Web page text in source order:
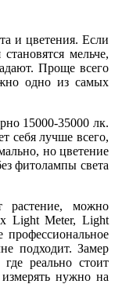
и цветения. Если
мельче,
Проще всего
одно из самых
15000-35000 лк.
себя лучше всего,
но цветение
фитолампы света
растение, можно
Light Meter, Light
подходит. Замер
реально стоит
нужно на